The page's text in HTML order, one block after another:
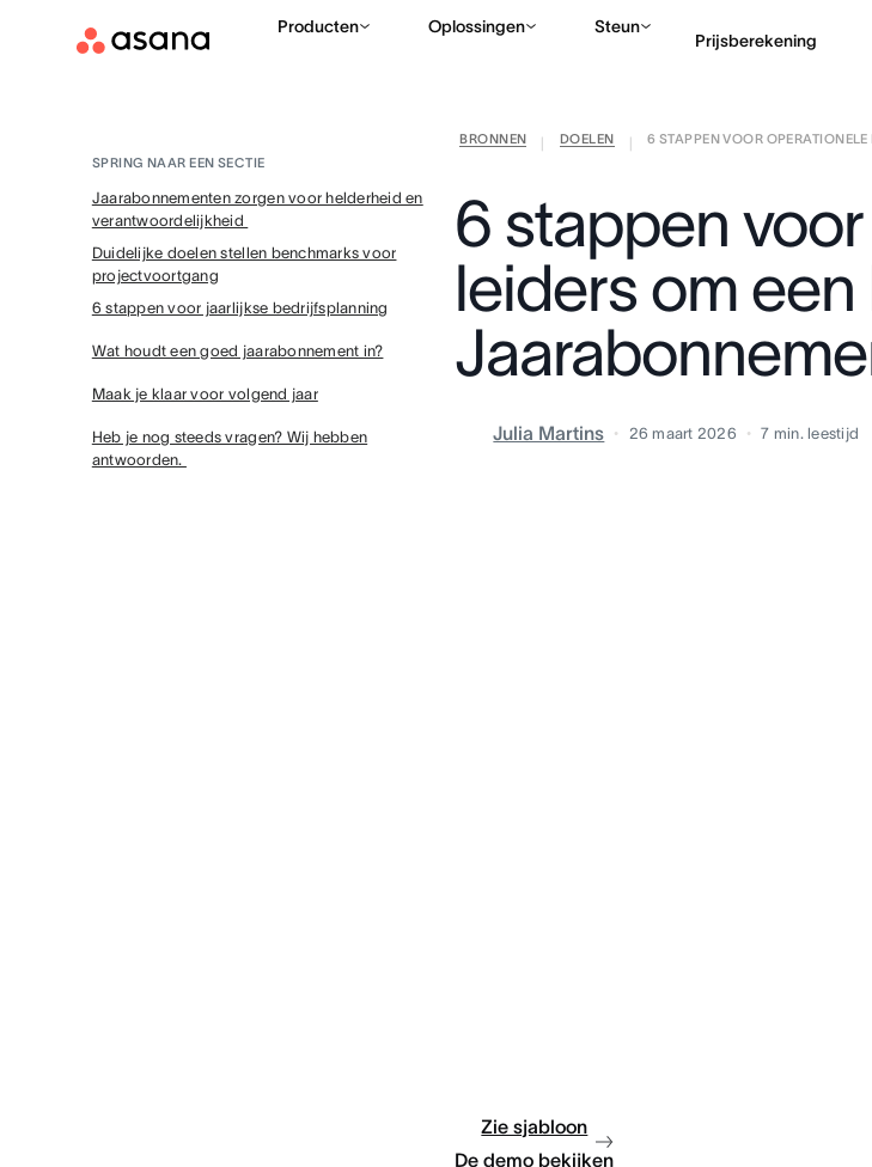
Producten Oplossingen Steun
Prijsberekening
BRONNEN DOELEN 6 STAPPEN VOOR OPERATIONELE
6 stappen
leiders om
Julia Martins 26 maart 2026 7 min. leestijd
SPRING NAAR EEN SECTIE
Jaarabonnementen zorgen voor helderheid en
verantwoordelijkheid
Duidelijke doelen stellen benchmarks voor
projectvoortgang
6 stappen voor jaarlijkse bedrijfsplanning
Wat houdt een goed jaarabonnement in?
Maak je klaar voor volgend jaar
Heb je nog steeds vragen? Wij hebben
antwoorden.
Zie sjabloon
De demo bekijken